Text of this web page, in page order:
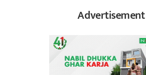
Advertisement